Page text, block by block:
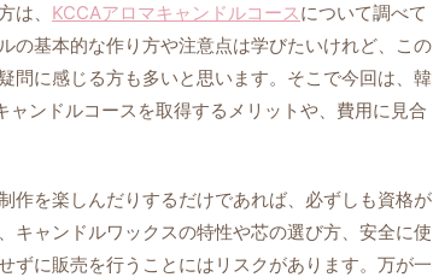
は、 KCCAアロマキャンドルコースについて調べて
の基本的な作り方や注意点は学びたいけれど、この
問に感じる方も多いと思います。そこで今回は、韓
ンドルコースを取得するメリットや、費用に見合
作を楽しんだりするだけであれば、必ずしも資格が
キャンドルワックスの特性や芯の選び方、安全に使
ずに販売を行うことにはリスクがあります。万が一